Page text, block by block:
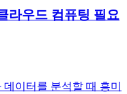
라우드 컴퓨팅 필요
이터를 분석할 때 흥미